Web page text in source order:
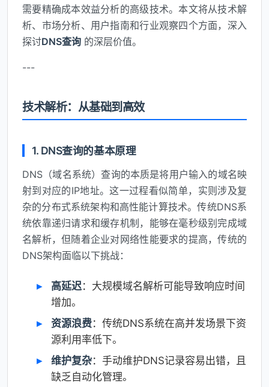
需要精确成本效益分析的高级技术。本文将从技术解
析、市场分析、用户指南和行业观察四个方面，深入
探讨DNS查询 的深层价值。
---
技术解析：从基础到高效
1. DNS查询的基本原理
DNS（域名系统）查询的本质是将用户输入的域名映
射到对应的IP地址。这一过程看似简单，实则涉及复
杂的分布式系统架构和高性能计算技术。传统DNS系
统依靠递归请求和缓存机制，能够在毫秒级别完成域
名解析，但随着企业对网络性能要求的提高，传统的
DNS架构面临以下挑战：
高延迟：大规模域名解析可能导致响应时间
增加。
资源浪费：传统DNS系统在高并发场景下资
源利用率低下。
维护复杂：手动维护DNS记录容易出错，且
缺乏自动化管理。